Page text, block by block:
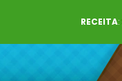
RECEITA: